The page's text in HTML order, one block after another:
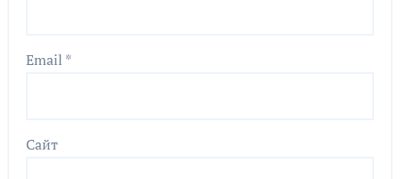
Email *
Сайт